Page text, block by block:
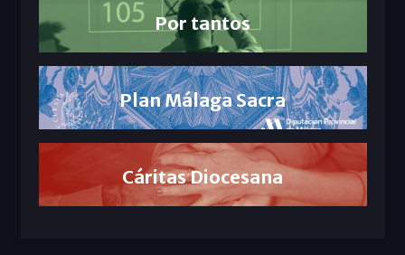
Por tantos
Plan Málaga Sacra
Cáritas Diocesana